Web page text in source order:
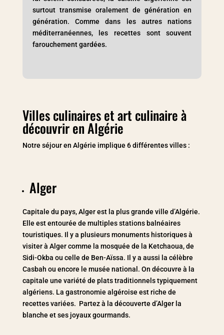
surtout transmise oralement de génération en
génération. Comme dans les autres nations
méditerranéennes, les recettes sont souvent
farouchement gardées.
Villes culinaires et art culinaire à
découvrir en Algérie
Notre séjour en Algérie implique 6 différentes villes :
Alger
Capitale du pays, Alger est la plus grande ville d’Algérie.
Elle est entourée de multiples stations balnéaires
touristiques. Il y a plusieurs monuments historiques à
visiter à Alger comme la mosquée de la Ketchaoua, de
Sidi-Okba ou celle de Ben-Aïssa. Il y a aussi la célèbre
Casbah ou encore le musée national. On découvre à la
capitale une variété de plats traditionnels typiquement
algériens. La gastronomie algéroise est riche de
recettes variées. Partez à la découverte d’Alger la
blanche et ses joyaux gourmands.